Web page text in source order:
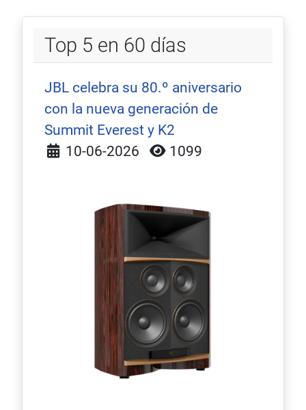
Top 5 en 60 días
JBL celebra su 80.º aniversario
con la nueva generación de
Summit Everest y K2
Detalles
10-06-2026 1099